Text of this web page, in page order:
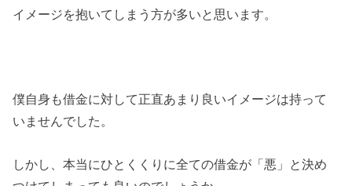
イメージを抱いてしまう方が多いと思います。
僕自身も借金に対して正直あまり良いイメージは持って
いませんでした。
しかし、本当にひとくくりに全ての借金が「悪」と決め